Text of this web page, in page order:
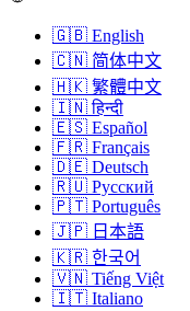
🇬🇧 English
🇨🇳 简体中文
🇭🇰 繁體中文
🇮🇳 हिन्दी
🇪🇸 Español
🇫🇷 Français
🇩🇪 Deutsch
🇷🇺 Русский
🇵🇹 Português
🇯🇵 日本語
🇰🇷 한국어
🇻🇳 Tiếng Việt
🇮🇹 Italiano